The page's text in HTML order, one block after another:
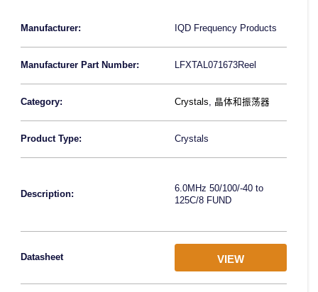
Manufacturer: IQD Frequency Products
Manufacturer Part Number: LFXTAL071673Reel
Category: Crystals, 晶体和振荡器
Product Type: Crystals
Description:
6.0MHz 50/100/-40 to
125C/8 FUND
Datasheet VIEW